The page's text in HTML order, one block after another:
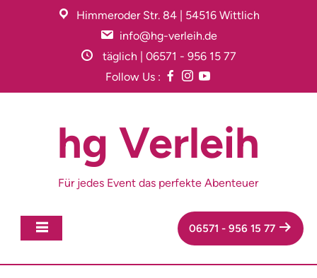
Himmeroder Str. 84 | 54516 Wittlich
info@hg-verleih.de
täglich | 06571 - 956 15 77
Follow Us :
hg Verleih
Für jedes Event das perfekte Abenteuer
06571 - 956 15 77